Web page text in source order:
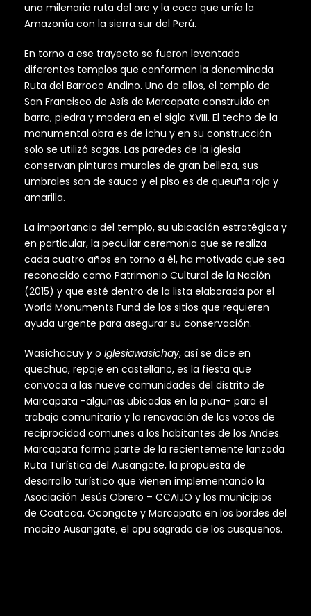
una milenaria ruta del oro y la coca que unía la
Amazonía con la sierra sur del Perú.
En torno a ese trayecto se fueron levantado
diferentes templos que conforman la denominada
Ruta del Barroco Andino. Uno de ellos, el templo de
San Francisco de Asís de Marcapata construido en
barro, piedra y madera en el siglo XVIII. El techo de la
monumental obra es de ichu y en su construcción
solo se utilizó sogas. Las paredes de la iglesia
conservan pinturas murales de gran belleza, sus
umbrales son de sauco y el piso es de queuña roja y
amarilla.
La importancia del templo, su ubicación estratégica y
en particular, la peculiar ceremonia que se realiza
cada cuatro años en torno a él, ha motivado que sea
reconocido como Patrimonio Cultural de la Nación
(2015) y que esté dentro de la lista elaborada por el
World Monuments Fund de los sitios que requieren
ayuda urgente para asegurar su conservación.
Wasichacuy yo Iglesiawasichay, así se dice en
quechua, repaje en castellano, es la fiesta que
convoca a las nueve comunidades del distrito de
Marcapata -algunas ubicadas en la puna- para el
trabajo comunitario y la renovación de los votos de
reciprocidad comunes a los habitantes de los Andes.
Marcapata forma parte de la recientemente lanzada
Ruta Turística del Ausangate, la propuesta de
desarrollo turístico que vienen implementando la
Asociación Jesús Obrero – CCAIJO y los municipios
de Ccatcca, Ocongate y Marcapata en los bordes del
macizo Ausangate, el apu sagrado de los cusqueños.